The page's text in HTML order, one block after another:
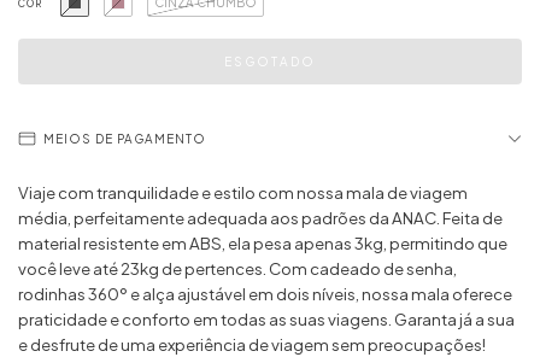
COR
MEIOS DE PAGAMENTO
Viaje com tranquilidade e estilo com nossa mala de viagem
média, perfeitamente adequada aos padrões da ANAC. Feita de
material resistente em ABS, ela pesa apenas 3kg, permitindo que
você leve até 23kg de pertences. Com cadeado de senha,
rodinhas 360º e alça ajustável em dois níveis, nossa mala oferece
praticidade e conforto em todas as suas viagens. Garanta já a sua
e desfrute de uma experiência de viagem sem preocupações!